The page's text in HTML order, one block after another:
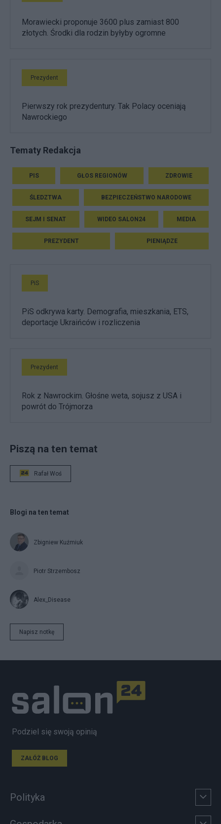
Morawiecki proponuje 3600 plus zamiast 800
złotych. Środki dla rodzin byłyby ogromne
Prezydent
Pierwszy rok prezydentury. Tak Polacy oceniają
Nawrockiego
Tematy Redakcja
PIS GŁOS REGIONÓW ZDROWIE
ŚLEDZTWA BEZPIECZEŃSTWO NARODOWE
SEJM I SENAT WIDEO SALON24 MEDIA
PREZYDENT PIENIĄDZE
PiS
PiS odkrywa karty. Demografia, mieszkania, ETS,
deportacje Ukraińców i rozliczenia
Prezydent
Rok z Nawrockim. Głośne weta, sojusz z USA i
powrót do Trójmorza
Piszą na ten temat
Rafał Woś
Blogi na ten temat
Zbigniew Kuźmiuk
Piotr Strzembosz
Alex_Disease
Napisz notkę
Podziel się swoją opinią
ZAŁÓŻ BLOG
Polityka